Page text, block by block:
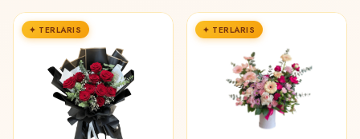
✦ TERLARIS ✦ TERLARIS